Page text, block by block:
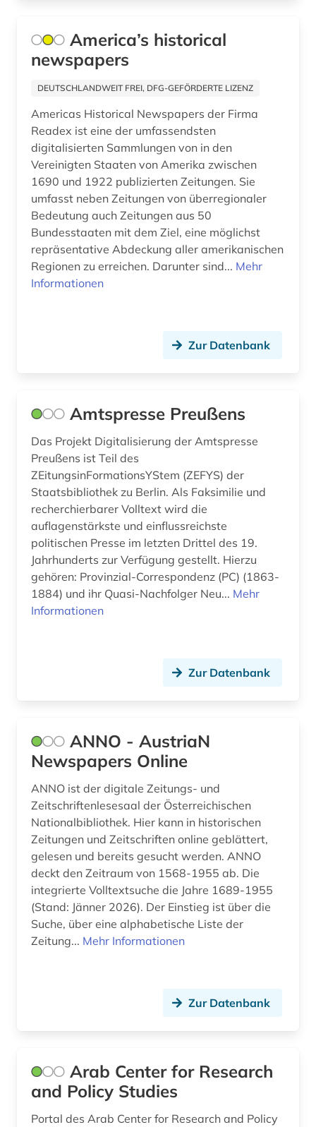
finnland (3)
flucht (1)
flugfoto (1)
forschung (1)
forschungsdaten (1)
foto (1)
fotoarchiv (2)
frankreich (2)
frauenbewegung (1)
frauenforschung (1)
freie plattform (1)
freiwillige selbstkontrolle (1)
führungskraft (1)
galerie (1)
geistesgeschichte <1500 - 1800> (1)
geisteswissenschaften (19)
geographie (1)
germanistik (2)
geschichte (32)
geschichte 1699-1812 (1)
geschichte 1817-1980 (1)
geschichte 1850- (1)
geschichte 1860-1870 (1)
geschichte 1871-1901 (1)
geschichte 1918-1933 (1)
America’s historical
newspapers
DEUTSCHLANDWEIT FREI, DFG-GEFÖRDERTE LIZENZ
Americas Historical Newspapers der Firma
Readex ist eine der umfassendsten
digitalisierten Sammlungen von in den
Vereinigten Staaten von Amerika zwischen
1690 und 1922 publizierten Zeitungen. Sie
umfasst neben Zeitungen von überregionaler
Bedeutung auch Zeitungen aus 50
Bundesstaaten mit dem Ziel, eine möglichst
repräsentative Abdeckung aller amerikanischen
Regionen zu erreichen. Darunter sind... Mehr
Informationen
Zur Datenbank
Amtspresse Preußens
Das Projekt Digitalisierung der Amtspresse
Preußens ist Teil des
ZEitungsinFormationsYStem (ZEFYS) der
Staatsbibliothek zu Berlin. Als Faksimilie und
recherchierbarer Volltext wird die
auflagenstärkste und einflussreichste
politischen Presse im letzten Drittel des 19.
Jahrhunderts zur Verfügung gestellt. Hierzu
gehören: Provinzial-Correspondenz (PC) (1863-
1884) und ihr Quasi-Nachfolger Neu... Mehr
Informationen
Zur Datenbank
ANNO - AustriaN
Newspapers Online
ANNO ist der digitale Zeitungs- und
Zeitschriftenlesesaal der Österreichischen
Nationalbibliothek. Hier kann in historischen
Zeitungen und Zeitschriften online geblättert,
gelesen und bereits gesucht werden. ANNO
deckt den Zeitraum von 1568-1955 ab. Die
integrierte Volltextsuche die Jahre 1689-1955
(Stand: Jänner 2026). Der Einstieg ist über die
Suche, über eine alphabetische Liste der
Zeitung... Mehr Informationen
Zur Datenbank
Arab Center for Research
and Policy Studies
Portal des Arab Center for Research and Policy